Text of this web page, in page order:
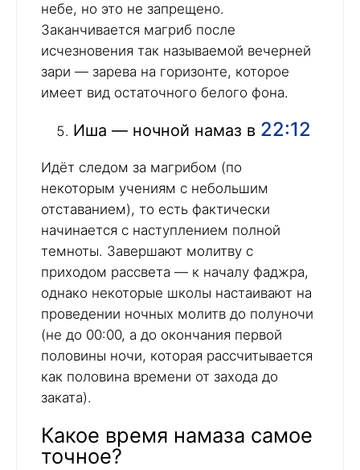
небе, но это не запрещено.
Заканчивается магриб после
исчезновения так называемой вечерней
зари — зарева на горизонте, которое
имеет вид остаточного белого фона.
Иша — ночной намаз в 22:12
Идёт следом за магрибом (по
некоторым учениям с небольшим
отставанием), то есть фактически
начинается с наступлением полной
темноты. Завершают молитву с
приходом рассвета — к началу фаджра,
однако некоторые школы настаивают на
проведении ночных молитв до полуночи
(не до 00:00, а до окончания первой
половины ночи, которая рассчитывается
как половина времени от захода до
заката).
Какое время намаза самое
точное?